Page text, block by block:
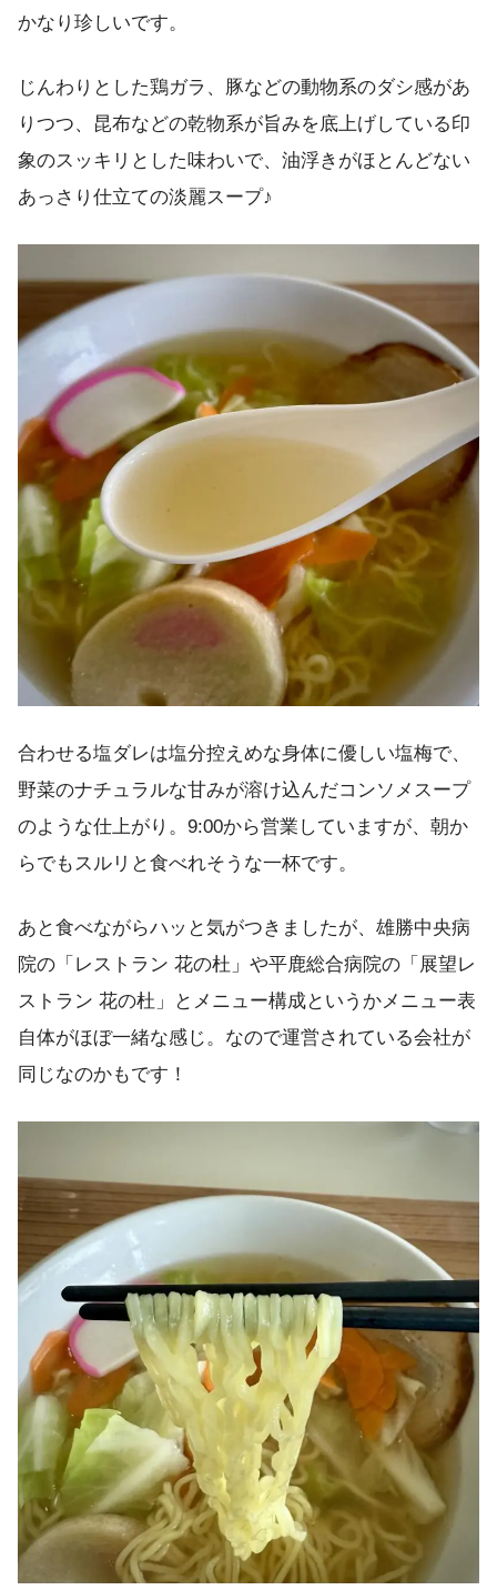
かなり珍しいです。
じんわりとした鶏ガラ、豚などの動物系のダシ感があ
りつつ、昆布などの乾物系が旨みを底上げしている印
象のスッキリとした味わいで、油浮きがほとんどない
あっさり仕立ての淡麗スープ♪
合わせる塩ダレは塩分控えめな身体に優しい塩梅で、
野菜のナチュラルな甘みが溶け込んだコンソメスープ
のような仕上がり。9:00から営業していますが、朝か
らでもスルリと食べれそうな一杯です。
あと食べながらハッと気がつきましたが、雄勝中央病
院の「レストラン 花の杜」や平鹿総合病院の「展望レ
ストラン 花の杜」とメニュー構成というかメニュー表
自体がほぼ一緒な感じ。なので運営されている会社が
同じなのかもです！